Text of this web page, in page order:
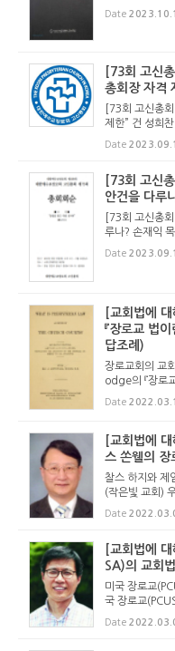
2023년 7월
의 결과 전국
Date
[73회 고신
총회장 자격
[73회 고신총
제한” 건 성희
안건을 분석하
무엇보다 총회
Date
[73회 고신
안건을 다루
[73회 고신총
루나? 손재익
년 9월 19일(
보다 하루 일
Date
[교회법에
『장로교 법
답조례)
장로교회의 교
odge의 『장로
답조례) 손재익
교 법이란 무
Date
[교회법에
스 쏜웰의 장
찰스 하지와 제
(작은빛 교회)
로부터 많은
영향은 지금도
Date
[교회법에
SA)의 교회법
미국 장로교
국 장로교
erian Church
Presbyterian
Date